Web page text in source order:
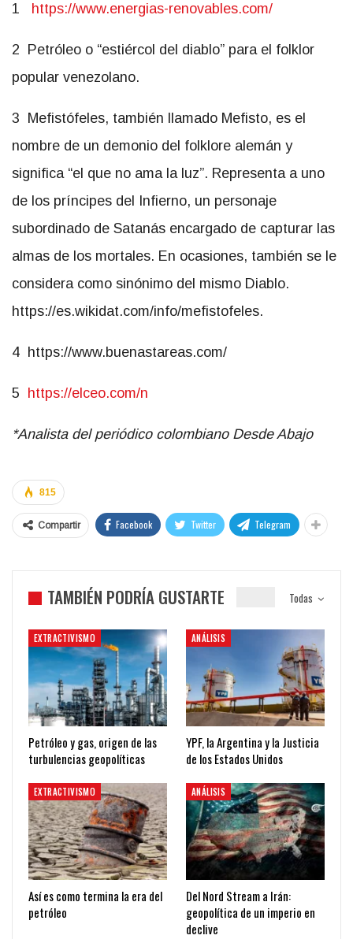
1 https://www.energias-renovables.com/
2 Petróleo o “estiércol del diablo” para el folklor
popular venezolano.
3 Mefistófeles, también llamado Mefisto, es el
nombre de un demonio del folklore alemán y
significa “el que no ama la luz”. Representa a uno
de los príncipes del Infierno, un personaje
subordinado de Satanás encargado de capturar las
almas de los mortales. En ocasiones, también se le
considera como sinónimo del mismo Diablo.
https://es.wikidat.com/info/mefistofeles.
4 https://www.buenastareas.com/
5 https://elceo.com/n
*Analista del periódico colombiano Desde Abajo
815
Compartir Facebook Twitter Telegram
Todas
TAMBIÉN PODRÍA GUSTARTE
EXTRACTIVISMO
Petróleo y gas, origen de las
turbulencias geopolíticas
ANÁLISIS
YPF, la Argentina y la Justicia
de los Estados Unidos
EXTRACTIVISMO
Así es como termina la era del
petróleo
ANÁLISIS
Del Nord Stream a Irán:
geopolítica de un imperio en
declive